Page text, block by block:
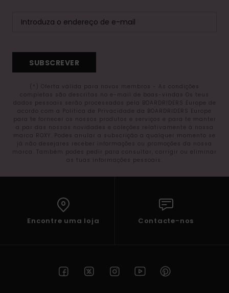
SUBSCREVER
(*) Oferta válida para novos membros - As condições
completas são descritas no e-mail de boas-vindas Os teus
dados pessoais serão processados pela BOARDRIDERS Europe de
acordo com a Política de Privacidade da BOARDRIDERS Europe
para te fornecer os nossos produtos e serviços e para te manter
a par das nossas novidades e coleções relativamente à nossa
marca ROXY. Podes anular a subscrição a qualquer momento se
já não desejares receber informações ou promoções da nossa
marca. Também podes pedir para consultar, corrigir ou eliminar
as tuas informações pessoais.
Encontre uma loja Contacte-nos